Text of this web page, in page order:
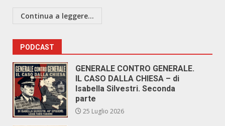
Continua a leggere...
PODCAST
GENERALE CONTRO GENERALE.
IL CASO DALLA CHIESA – di
Isabella Silvestri. Seconda
parte
25 Luglio 2026